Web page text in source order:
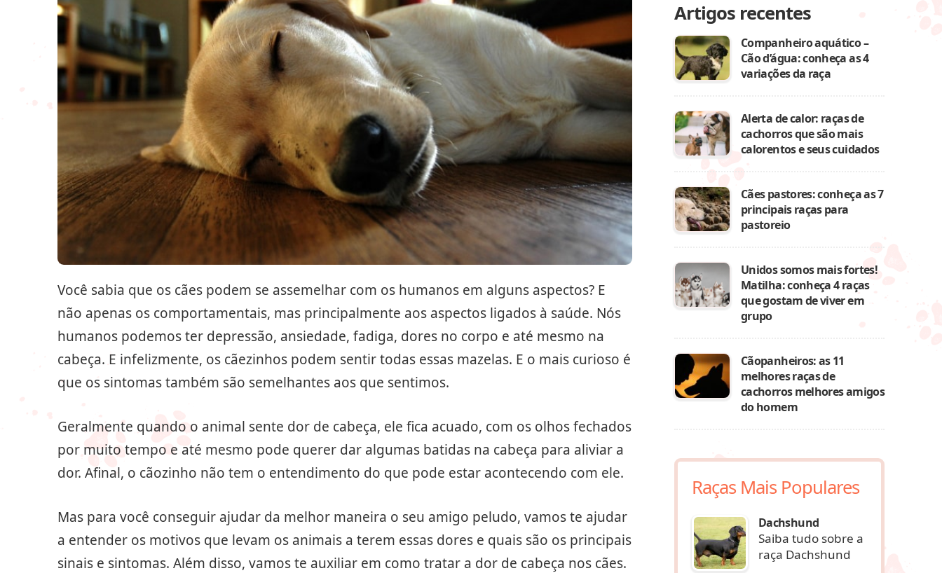
Você sabia que os cães podem se assemelhar com os humanos em alguns aspectos? E
não apenas os comportamentais, mas principalmente aos aspectos ligados à saúde. Nós
humanos podemos ter depressão, ansiedade, fadiga, dores no corpo e até mesmo na
cabeça. E infelizmente, os cãezinhos podem sentir todas essas mazelas. E o mais curioso é
que os sintomas também são semelhantes aos que sentimos.
Geralmente quando o animal sente dor de cabeça, ele fica acuado, com os olhos fechados
por muito tempo e até mesmo pode querer dar algumas batidas na cabeça para aliviar a
dor. Afinal, o cãozinho não tem o entendimento do que pode estar acontecendo com ele.
Mas para você conseguir ajudar da melhor maneira o seu amigo peludo, vamos te ajudar
a entender os motivos que levam os animais a terem essas dores e quais são os principais
sinais e sintomas. Além disso, vamos te auxiliar em como tratar a dor de cabeça nos cães.
Artigos recentes
Companheiro aquático –
Cão d’água: conheça as 4
variações da raça
Alerta de calor: raças de
cachorros que são mais
calorentos e seus cuidados
Cães pastores: conheça as 7
principais raças para
pastoreio
Unidos somos mais fortes!
Matilha: conheça 4 raças
que gostam de viver em
grupo
Cãopanheiros: as 11
melhores raças de
cachorros melhores amigos
do homem
Raças Mais Populares
Dachshund
Saiba tudo sobre a
raça Dachshund